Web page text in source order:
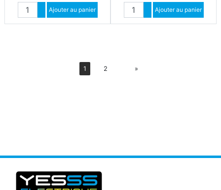
Quantité
Augmenter quantité
Diminuer quantité
Ajouter au panier Quantité
Augmenter quantité
Diminuer quantité
Ajouter au panier
1 2 »Suiv